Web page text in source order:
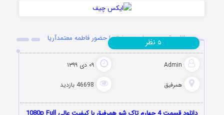
دانلود قسمت چهارم همرفیق با حضور فاطمه معتمدآریا
Admin ۰۹ دی ۱۳۹۹
همرفیق 46698 بازدید
۵ نظر